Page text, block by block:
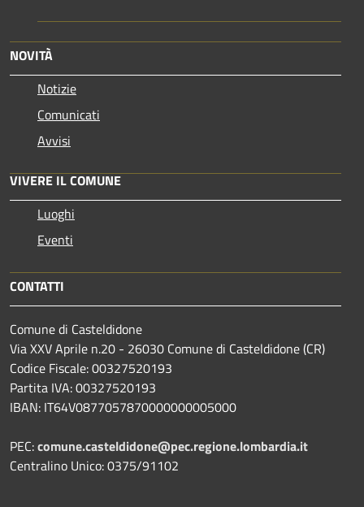
NOVITÀ
Notizie
Comunicati
Avvisi
VIVERE IL COMUNE
Luoghi
Eventi
CONTATTI
Comune di Casteldidone
Via XXV Aprile n.20 - 26030 Comune di Casteldidone (CR)
Codice Fiscale: 00327520193
Partita IVA: 00327520193
IBAN: IT64V0877057870000000005000
PEC:comune.casteldidone@pec.regione.lombardia.it
Centralino Unico: 0375/91102